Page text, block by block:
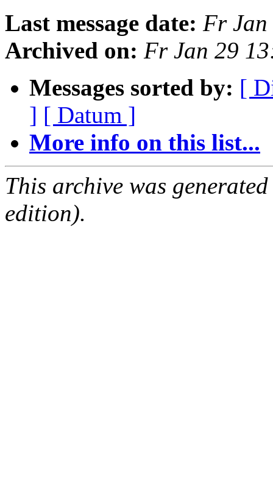
Last message date: Fr Jan
Archived on: Fr Jan 29
Messages sorted by: [
] [ Datum ]
More info on this list...
This archive was
edition).